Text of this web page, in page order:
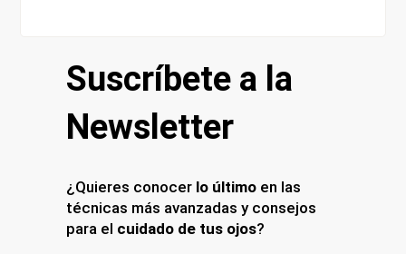
Suscríbete a la
Newsletter
¿Quieres conocer lo último en las
técnicas más avanzadas y consejos
para el cuidado de tus ojos?